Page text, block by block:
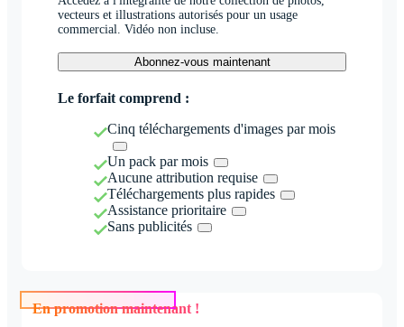
vecteurs et illustrations autorisés pour un usage
commercial. Vidéo non incluse.
Abonnez-vous maintenant
Le forfait comprend :
Cinq téléchargements d'images par mois
Un pack par mois
Aucune attribution requise
Téléchargements plus rapides
Assistance prioritaire
Sans publicités
En promotion maintenant !